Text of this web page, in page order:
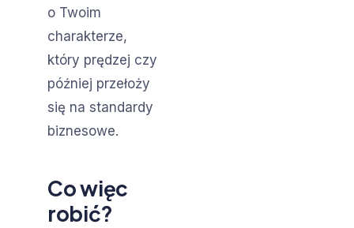
o Twoim
charakterze,
który prędzej czy
później przełoży
się na standardy
biznesowe.
Co więc
robić?